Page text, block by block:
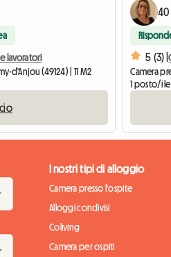
lavoratori
d'Anjou (49124) | 11 M2
5 (3) |
Camera
1 posto/i
I nostri tipi di alloggio
Camera presso l'ospite
Alloggi condivisi
Coliving
Camera per ospiti